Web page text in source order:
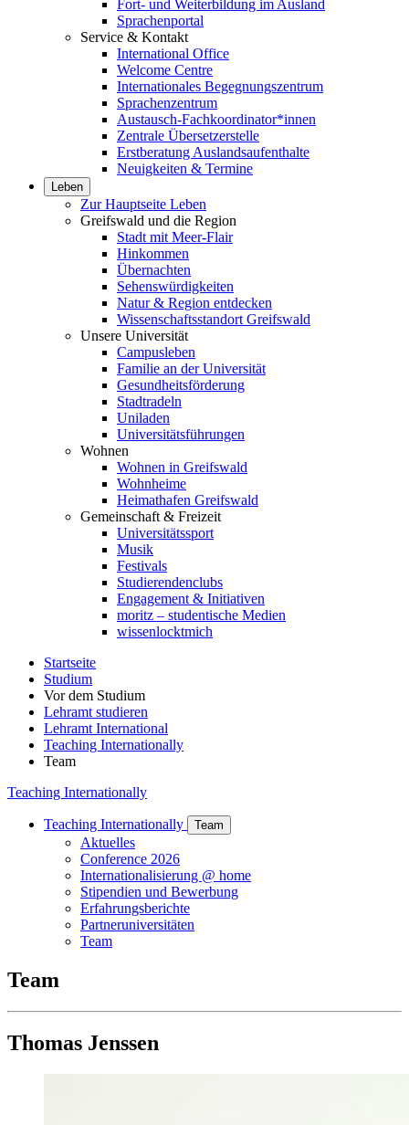
Fort- und Weiterbildung im Ausland
Sprachenportal
Service & Kontakt
International Office
Welcome Centre
Internationales Begegnungszentrum
Sprachenzentrum
Austausch-Fachkoordinator*innen
Zentrale Übersetzerstelle
Erstberatung Auslandsaufenthalte
Neuigkeiten & Termine
Leben
Zur Hauptseite Leben
Greifswald und die Region
Stadt mit Meer-Flair
Hinkommen
Übernachten
Sehenswürdigkeiten
Natur & Region entdecken
Wissenschaftsstandort Greifswald
Unsere Universität
Campusleben
Familie an der Universität
Gesundheitsförderung
Stadtradeln
Uniladen
Universitätsführungen
Wohnen
Wohnen in Greifswald
Wohnheime
Heimathafen Greifswald
Gemeinschaft & Freizeit
Universitätssport
Musik
Festivals
Studierendenclubs
Engagement & Initiativen
moritz – studentische Medien
wissenlocktmich
Startseite
Studium
Vor dem Studium
Lehramt studieren
Lehramt International
Teaching Internationally
Team
Teaching Internationally
Teaching Internationally Team
Aktuelles
Conference 2026
Internationalisierung @ home
Stipendien und Bewerbung
Erfahrungsberichte
Partneruniversitäten
Team
Team
Thomas Jenssen